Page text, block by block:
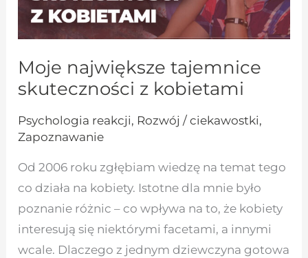
Moje największe tajemnice
skuteczności z kobietami
Psychologia reakcji, Rozwój / ciekawostki,
Zapoznawanie
Od 2006 roku zgłębiam wiedzę na temat tego
co działa na kobiety. Istotne dla mnie było
poznanie różnic – co wpływa na to, że kobiety
interesują się niektórymi facetami, a innymi
wcale. Dlaczego z jednym dziewczyna gotowa